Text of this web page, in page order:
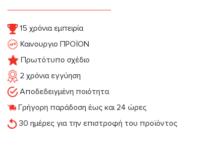
15 χρόνια εμπειρία
Καινουργιο ΠΡΟΪΟΝ
Πρωτότυπο σχέδιο
2 χρόνια εγγύηση
Αποδεδειγμένη ποιότητα
Γρήγορη παράδοση έως και 24 ώρες
30 ημέρες για την επιστροφή του προϊόντος